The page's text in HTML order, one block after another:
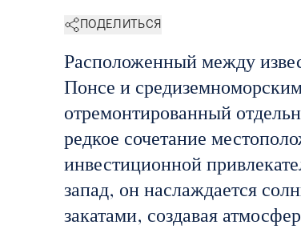
ПОДЕЛИТЬСЯ
Расположенный между
Понсе и
отремонтированный
редкое сочетание
инвестиционной
запад, он наслаждается
закатами, создавая